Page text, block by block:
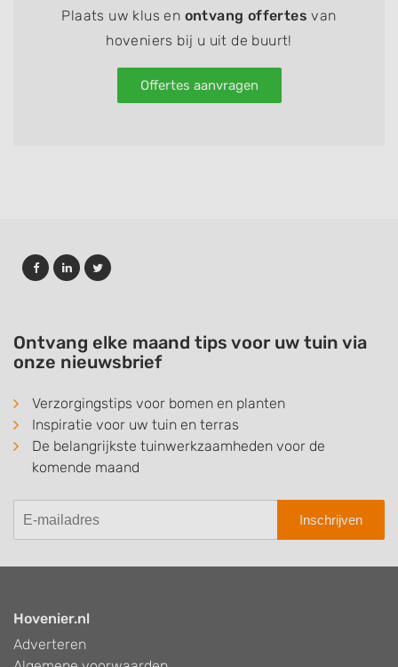
Plaats uw klus en ontvang offertes van
hoveniers bij u uit de buurt!
Offertes aanvragen
Ontvang elke maand tips voor uw tuin via
onze nieuwsbrief
Verzorgingstips voor bomen en planten
Inspiratie voor uw tuin en terras
De belangrijkste tuinwerkzaamheden voor de
komende maand
Inschrijven
Hovenier.nl
Adverteren